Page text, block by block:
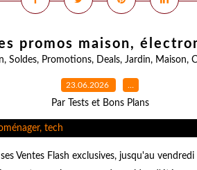
promos maison,
, Soldes, Promotions, Deals, Jardin, Maison,
23.06.2026 …
Par Tests et Bons Plans
Ventes Flash exclusives, jusqu'au